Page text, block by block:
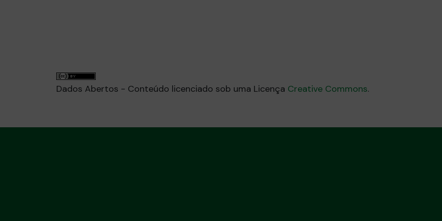
Dados Abertos - Conteúdo licenciado sob uma Licença Creative Commons.